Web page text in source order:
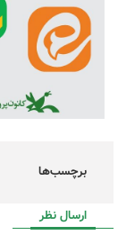
برچسب‌ها
ارسال نظر